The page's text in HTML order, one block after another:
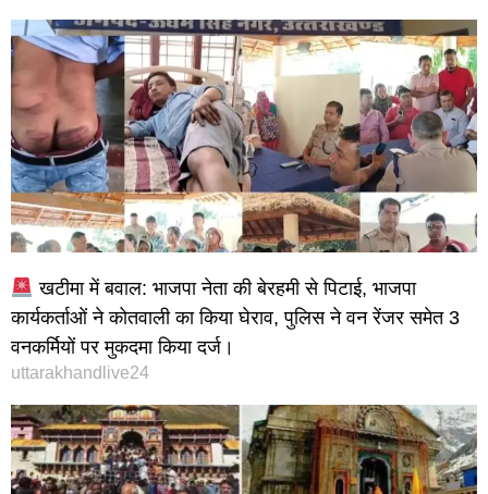
खटीमा में बवाल: भाजपा नेता की बेरहमी से पिटाई, भाजपा
कार्यकर्ताओं ने कोतवाली का किया घेराव, पुलिस ने वन रेंजर समेत 3
वनकर्मियों पर मुकदमा किया दर्ज।
uttarakhandlive24